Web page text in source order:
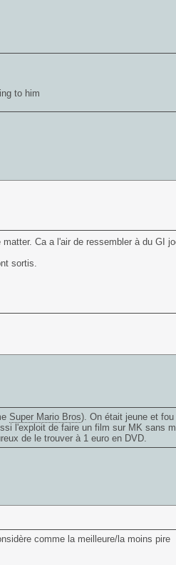
to him
Ca a l'air de ressembler à du GI
sortis.
Super Mario Bros). On était jeune et fou
l'exploit de faire un film sur MK sans
de le trouver à 1 euro en DVD.
comme la meilleure/la moins pire